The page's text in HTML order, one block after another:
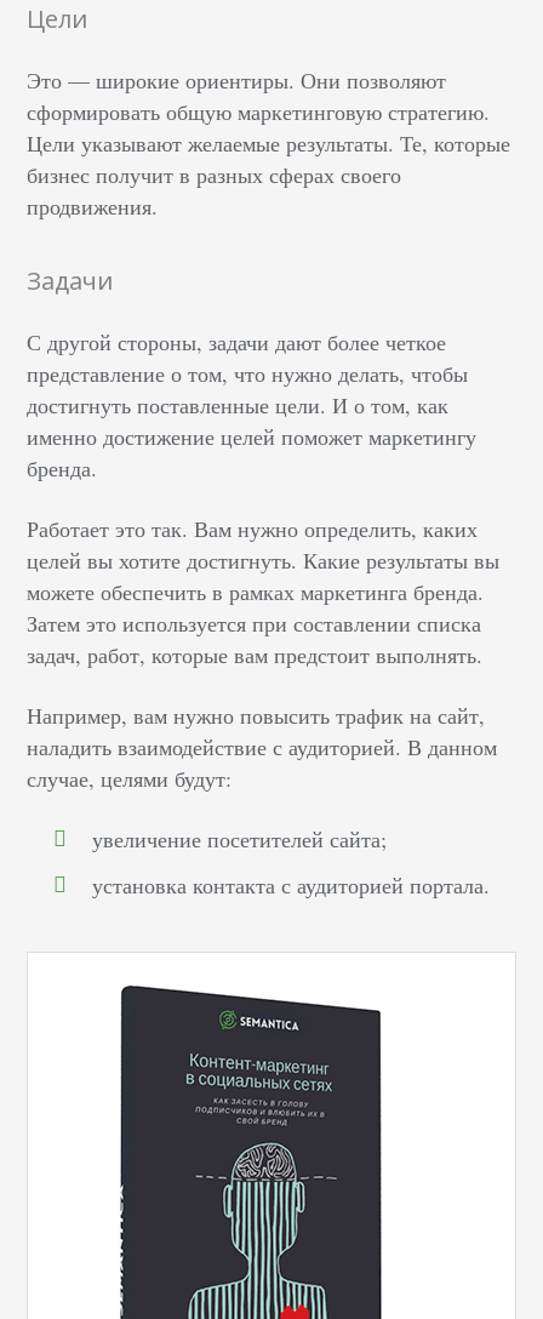
Цели
Это — широкие ориентиры. Они позволяют
сформировать общую маркетинговую стратегию.
Цели указывают желаемые результаты. Те, которые
бизнес получит в разных сферах своего
продвижения.
Задачи
С другой стороны, задачи дают более четкое
представление о том, что нужно делать, чтобы
достигнуть поставленные цели. И о том, как
именно достижение целей поможет маркетингу
бренда.
Работает это так. Вам нужно определить, каких
целей вы хотите достигнуть. Какие результаты вы
можете обеспечить в рамках маркетинга бренда.
Затем это используется при составлении списка
задач, работ, которые вам предстоит выполнять.
Например, вам нужно повысить трафик на сайт,
наладить взаимодействие с аудиторией. В данном
случае, целями будут:
увеличение посетителей сайта;
установка контакта с аудиторией портала.